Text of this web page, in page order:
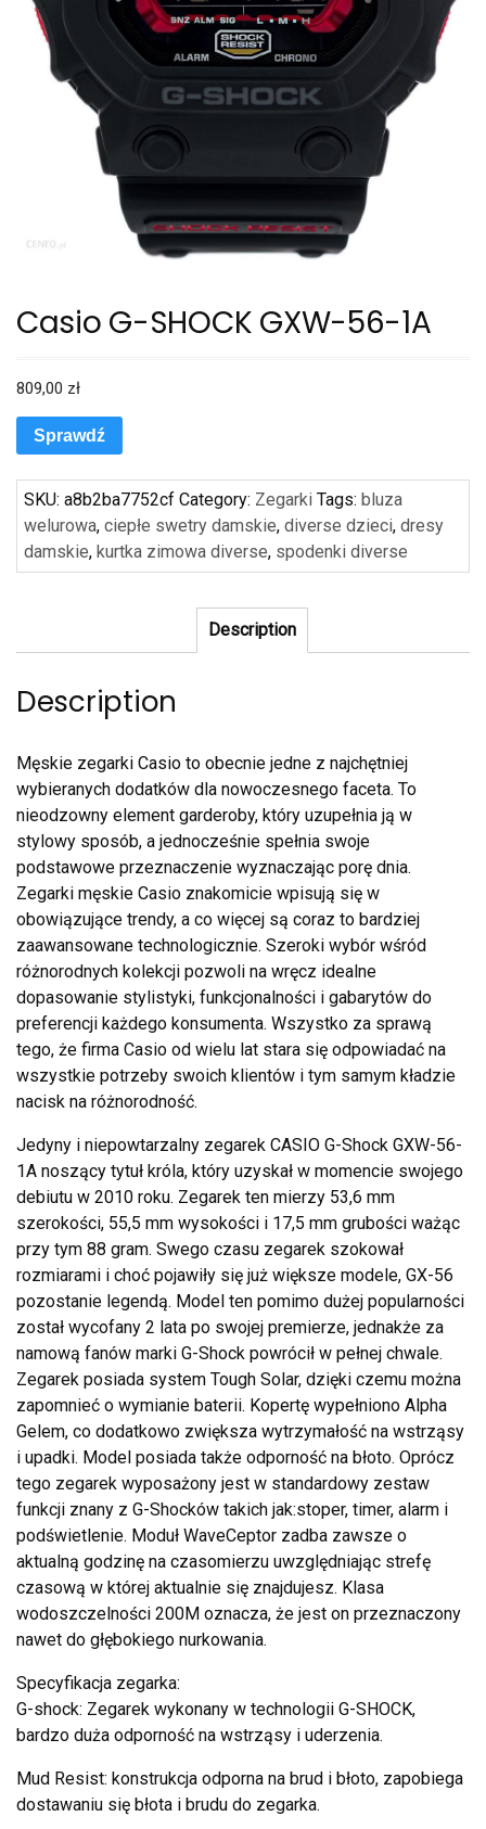
Casio G-SHOCK GXW-56-1A
809,00 zł
Sprawdź
SKU: a8b2ba7752cf Category: Zegarki Tags: bluza
welurowa, ciepłe swetry damskie, diverse dzieci, dresy
damskie, kurtka zimowa diverse, spodenki diverse
Description
Description
Męskie zegarki Casio to obecnie jedne z najchętniej
wybieranych dodatków dla nowoczesnego faceta. To
nieodzowny element garderoby, który uzupełnia ją w
stylowy sposób, a jednocześnie spełnia swoje
podstawowe przeznaczenie wyznaczając porę dnia.
Zegarki męskie Casio znakomicie wpisują się w
obowiązujące trendy, a co więcej są coraz to bardziej
zaawansowane technologicznie. Szeroki wybór wśród
różnorodnych kolekcji pozwoli na wręcz idealne
dopasowanie stylistyki, funkcjonalności i gabarytów do
preferencji każdego konsumenta. Wszystko za sprawą
tego, że firma Casio od wielu lat stara się odpowiadać na
wszystkie potrzeby swoich klientów i tym samym kładzie
nacisk na różnorodność.
Jedyny i niepowtarzalny zegarek CASIO G-Shock GXW-56-
1A noszący tytuł króla, który uzyskał w momencie swojego
debiutu w 2010 roku. Zegarek ten mierzy 53,6 mm
szerokości, 55,5 mm wysokości i 17,5 mm grubości ważąc
przy tym 88 gram. Swego czasu zegarek szokował
rozmiarami i choć pojawiły się już większe modele, GX-56
pozostanie legendą. Model ten pomimo dużej popularności
został wycofany 2 lata po swojej premierze, jednakże za
namową fanów marki G-Shock powrócił w pełnej chwale.
Zegarek posiada system Tough Solar, dzięki czemu można
zapomnieć o wymianie baterii. Kopertę wypełniono Alpha
Gelem, co dodatkowo zwiększa wytrzymałość na wstrząsy
i upadki. Model posiada także odporność na błoto. Oprócz
tego zegarek wyposażony jest w standardowy zestaw
funkcji znany z G-Shocków takich jak:stoper, timer, alarm i
podświetlenie. Moduł WaveCeptor zadba zawsze o
aktualną godzinę na czasomierzu uwzględniając strefę
czasową w której aktualnie się znajdujesz. Klasa
wodoszczelności 200M oznacza, że jest on przeznaczony
nawet do głębokiego nurkowania.
Specyfikacja zegarka:
G-shock: Zegarek wykonany w technologii G-SHOCK,
bardzo duża odporność na wstrząsy i uderzenia.
Mud Resist: konstrukcja odporna na brud i błoto, zapobiega
dostawaniu się błota i brudu do zegarka.